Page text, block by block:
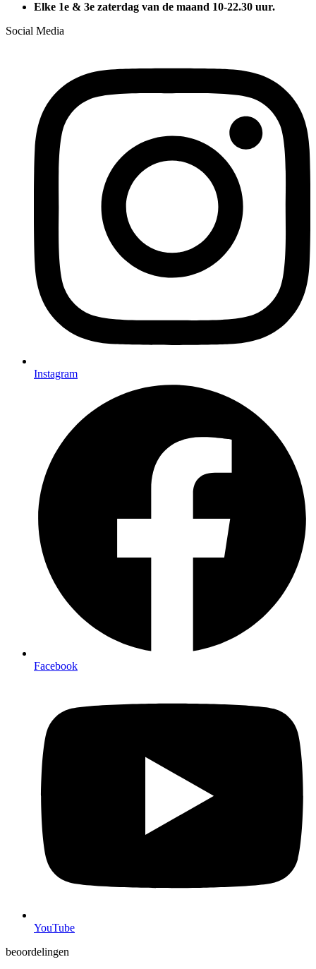
Elke 1e & 3e zaterdag van de maand 10-22.30 uur.
Social Media
Instagram
Facebook
YouTube
beoordelingen